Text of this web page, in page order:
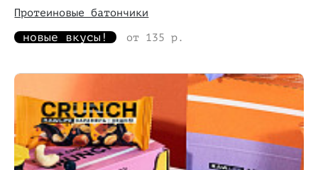
Протеиновые батончики
новые вкусы! от 135 р.